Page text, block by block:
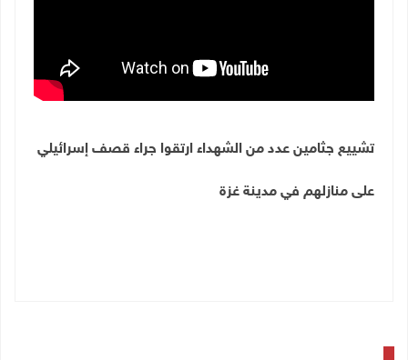
تشييع جثامين عدد من الشهداء ارتقوا جراء قصف إسرائيلي
على منازلهم في مدينة غزة